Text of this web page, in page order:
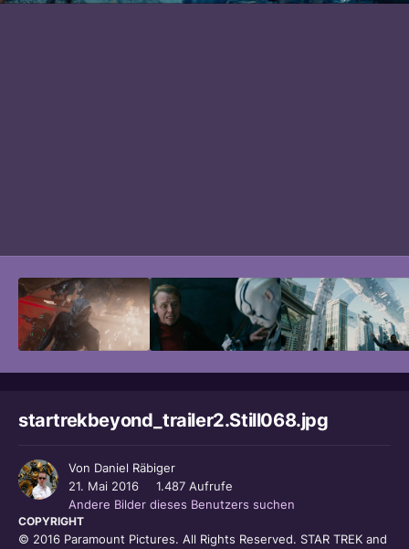
startrekbeyond_trailer2.Still068.jpg
Von Daniel Räbiger
21. Mai 2016
1.487 Aufrufe
Andere Bilder dieses Benutzers suchen
COPYRIGHT
© 2016 Paramount Pictures. All Rights Reserved. STAR TREK and